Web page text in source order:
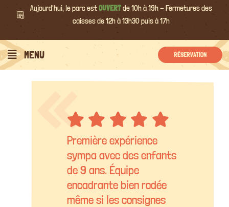
Aujourd'hui, le parc estOUVERTde 10h à 19h - Fermetures des
caisses de 12h à 13h30 puis à 17h
MENU RÉSERVATION
Première expérience
sympa avec des enfants
de 9 ans. Équipe
encadrante bien rodée
même si les consignes